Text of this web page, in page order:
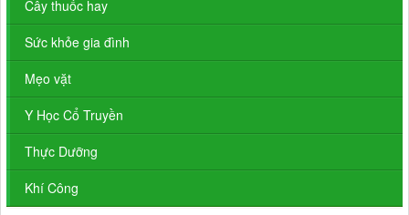
Cây thuốc hay
Sức khỏe gia đình
Mẹo vặt
Y Học Cổ Truyền
Thực Dưỡng
Khí Công